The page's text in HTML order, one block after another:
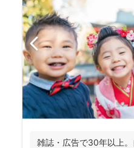
雑誌・広告で30年以上